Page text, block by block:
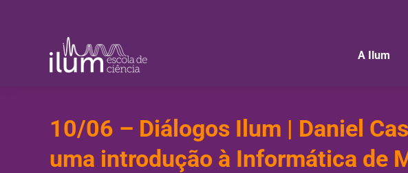
A Ilum
10/06 – Diálogos Ilum | Daniel
uma introdução à Informática de